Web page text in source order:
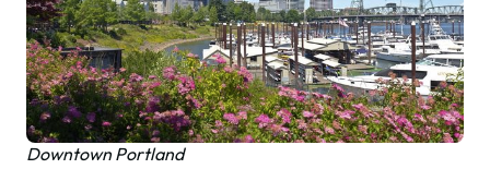
Downtown Portland